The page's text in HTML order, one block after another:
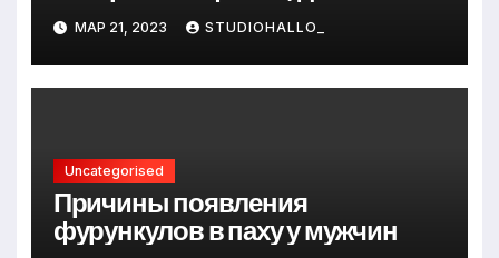
и путь к успеху
МАР 21, 2023 STUDIOHALLO_
Uncategorised
Причины появления
фурункулов в паху у мужчин